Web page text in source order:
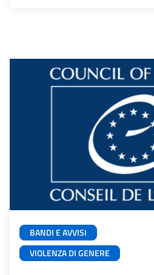
BANDI E AVVISI
VIOLENZA DI GENERE